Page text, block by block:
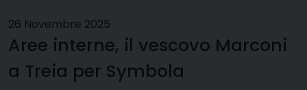
26 Novembre 2025
Aree interne, il vescovo Marconi
a Treia per Symbola